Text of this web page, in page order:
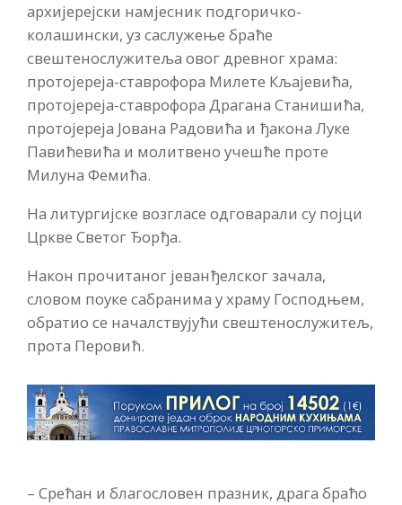
архијерејски намјесник подгоричко-
колашински, уз саслужење браће
свештенослужитеља овог древног храма:
протојереја-ставрофора Милете Кљајевића,
протојереја-ставрофора Драгана Станишића,
протојереја Јована Радовића и ђакона Луке
Павићевића и молитвено учешће проте
Милуна Фемића.
На литургијске возгласе одговарали су појци
Цркве Светог Ђорђа.
Након прочитаног јеванђелског зачала,
словом поуке сабранима у храму Господњем,
обратио се началствујући свештенослужитељ,
прота Перовић.
– Срећан и благословен празник, драга браћо